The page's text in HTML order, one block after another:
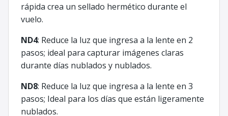
rápida crea un sellado hermético durante el
vuelo.
ND4: Reduce la luz que ingresa a la lente en 2
pasos; ideal para capturar imágenes claras
durante días nublados y nublados.
ND8: Reduce la luz que ingresa a la lente en 3
pasos; Ideal para los días que están ligeramente
nublados.